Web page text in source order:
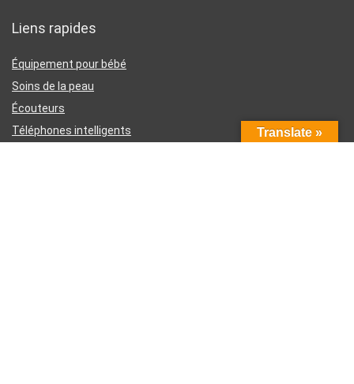
Liens rapides
Équipement pour bébé
Soins de la peau
Écouteurs
Téléphones intelligents
Translate »